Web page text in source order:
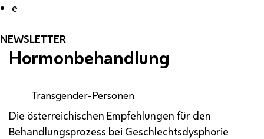
e
NEWSLETTER
Hormonbehandlung
Transgender-Personen
Die österreichischen Empfehlungen für den
Behandlungsprozess bei Geschlechtsdysphorie